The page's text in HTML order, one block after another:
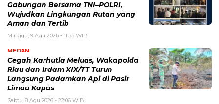
Gabungan Bersama TNI–POLRI,
Wujudkan Lingkungan Rutan yang
Aman dan Tertib
Minggu, 9 Agu 2026 - 11:55 WIB
MEDAN
Cegah Karhutla Meluas, Wakapolda
Riau dan Irdam XIX/TT Turun
Langsung Padamkan Api di Pasir
Limau Kapas
Sabtu, 8 Agu 2026 - 22:06 WIB